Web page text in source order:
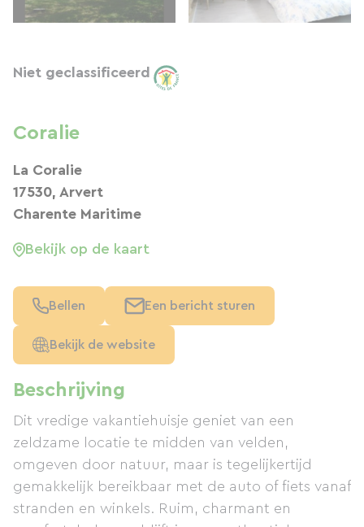
Beschrijving
Dit vredige vakantiehuisje geniet van een
zeldzame locatie te midden van velden,
omgeven door natuur, maar is tegelijkertijd
gemakkelijk bereikbaar met de auto of fiets vanaf
stranden en winkels. Ruim, charmant en
Niet geclassificeerd
Coralie
La Coralie
17530, Arvert
Charente Maritime
Bekijk op de kaart
Bellen Een bericht sturen
Bekijk de website